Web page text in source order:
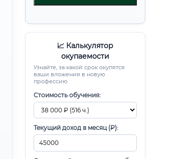
📈 Калькулятор
окупаемости
Узнайте, за какой срок окупятся
ваши вложения в новую
профессию
Стоимость обучения:
Текущий доход в месяц (₽):